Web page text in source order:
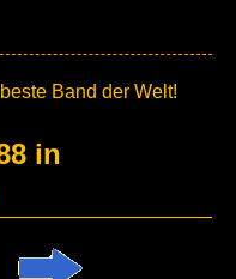
Band der Welt!
in